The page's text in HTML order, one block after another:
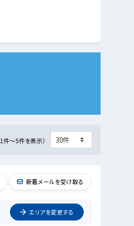
1件～5件を表示）
エリアを変更する
新着メールを受け取る